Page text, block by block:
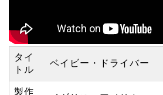
タイ
トル
ベイビー・ドライバー
製作